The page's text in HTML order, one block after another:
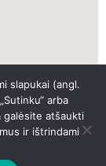
slapukai (angl.
arba
galėsite atšaukti
ir ištrindami